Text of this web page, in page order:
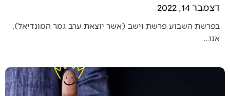
דצמבר 14, 2022
בפרשת השבוע פרשת וישב (אשר יוצאת ערב גמר המונדיאל),
אנו…